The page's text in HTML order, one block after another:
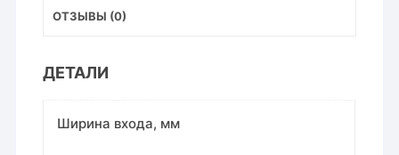
ОТЗЫВЫ (0)
ДЕТАЛИ
Ширина входа, мм